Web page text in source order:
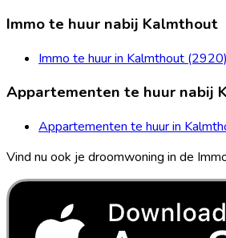
Immo te huur nabij Kalmthout
Immo te huur in Kalmthout (2920)
Appartementen te huur nabij
Appartementen te huur in
Vind nu ook je droomwoning in de